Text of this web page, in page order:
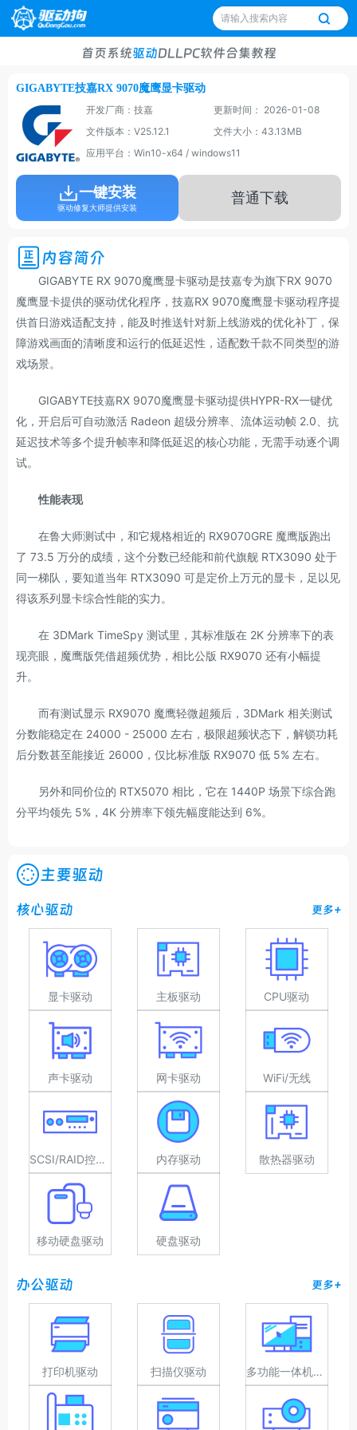
首页系统驱动DLLPC软件合集教程
GIGABYTE技嘉RX 9070魔鹰显卡驱动
开发厂商：技嘉
更新时间： 2026-01-08
文件版本：V25.12.1
文件大小：43.13MB
应用平台：Win10-x64 / windows11
一键安装
驱动修复大师提供安装
普通下载
内容简介
GIGABYTE RX 9070魔鹰显卡驱动是技嘉专为旗下RX 9070
魔鹰显卡提供的驱动优化程序，技嘉RX 9070魔鹰显卡驱动程序提
供首日游戏适配支持，能及时推送针对新上线游戏的优化补丁，保
障游戏画面的清晰度和运行的低延迟性，适配数千款不同类型的游
戏场景。
GIGABYTE技嘉RX 9070魔鹰显卡驱动提供HYPR-RX一键优
化，开启后可自动激活 Radeon 超级分辨率、流体运动帧 2.0、抗
延迟技术等多个提升帧率和降低延迟的核心功能，无需手动逐个调
试。
性能表现
在鲁大师测试中，和它规格相近的 RX9070GRE 魔鹰版跑出
了 73.5 万分的成绩，这个分数已经能和前代旗舰 RTX3090 处于
同一梯队，要知道当年 RTX3090 可是定价上万元的显卡，足以见
得该系列显卡综合性能的实力。
在 3DMark TimeSpy 测试里，其标准版在 2K 分辨率下的表
现亮眼，魔鹰版凭借超频优势，相比公版 RX9070 还有小幅提
升。
而有测试显示 RX9070 魔鹰轻微超频后，3DMark 相关测试
分数能稳定在 24000 - 25000 左右，极限超频状态下，解锁功耗
后分数甚至能接近 26000，仅比标准版 RX9070 低 5% 左右。
另外和同价位的 RTX5070 相比，它在 1440P 场景下综合跑
分平均领先 5%，4K 分辨率下领先幅度能达到 6%。
主要驱动
核心驱动 更多+
显卡驱动 主板驱动 CPU驱动
声卡驱动 网卡驱动 WiFi/无线
SCSI/RAID控制器驱动 内存驱动 散热器驱动
移动硬盘驱动 硬盘驱动
办公驱动 更多+
打印机驱动 扫描仪驱动 多功能一体机驱动